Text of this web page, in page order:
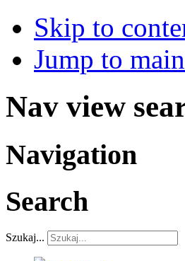
Skip to
Jump to
Nav view
Navigation
Search
Szukaj...